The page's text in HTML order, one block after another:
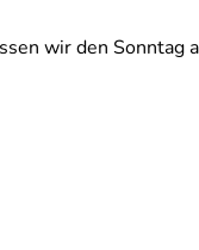
wir den